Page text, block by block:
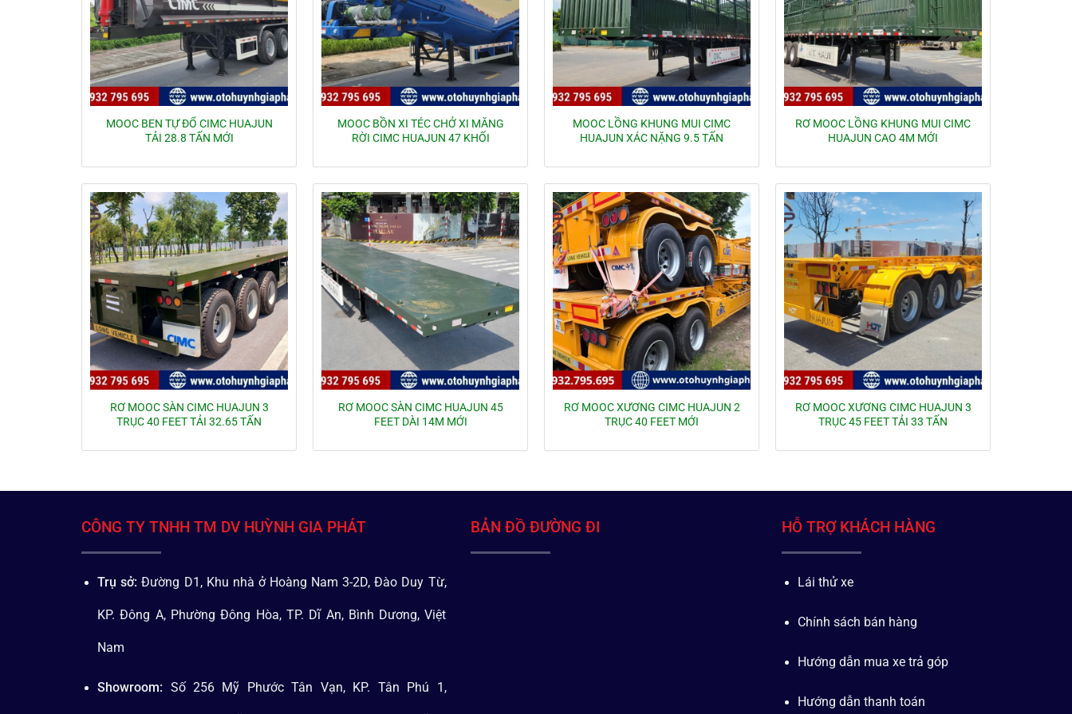
MOOC BEN TỰ ĐỔ CIMC HUAJUN
TẢI 28.8 TẤN MỚI
MOOC BỒN XI TÉC CHỞ XI MĂNG
RỜI CIMC HUAJUN 47 KHỐI
MOOC LỒNG KHUNG MUI CIMC
HUAJUN XÁC NẶNG 9.5 TẤN
RƠ MOOC LỒNG KHUNG MUI CIMC
HUAJUN CAO 4M MỚI
RƠ MOOC SÀN CIMC HUAJUN 3
TRỤC 40 FEET TẢI 32.65 TẤN
RƠ MOOC SÀN CIMC HUAJUN 45
FEET DÀI 14M MỚI
RƠ MOOC XƯƠNG CIMC HUAJUN 2
TRỤC 40 FEET MỚI
RƠ MOOC XƯƠNG CIMC HUAJUN 3
TRỤC 45 FEET TẢI 33 TẤN
CÔNG TY TNHH TM DV HUỲNH GIA PHÁT
Trụ sở: Đường D1, Khu nhà ở Hoàng Nam 3-2D, Đào Duy Từ,
KP. Đông A, Phường Đông Hòa, TP. Dĩ An, Bình Dương, Việt
Nam
Showroom: Số 256 Mỹ Phước Tân Vạn, KP. Tân Phú 1,
BẢN ĐỒ ĐƯỜNG ĐI HỖ TRỢ KHÁCH HÀNG
Lái thử xe
Chính sách bán hàng
Hướng dẫn mua xe trả góp
Hướng dẫn thanh toán